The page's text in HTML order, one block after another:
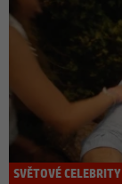
SVĚTOVÉ CELEBRITY